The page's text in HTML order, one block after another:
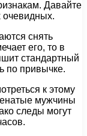
Давайте
очевидных.
снять
его, то в
стандартный
по привычке.
к этому
мужчины
следы могут